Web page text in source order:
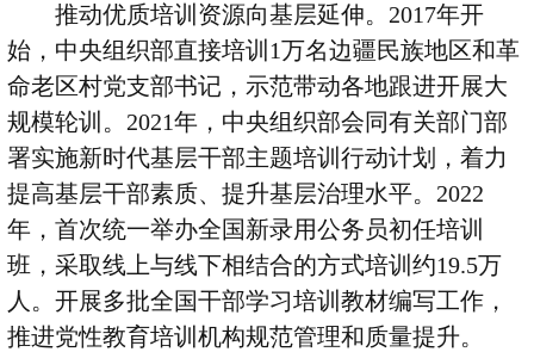
推动优质培训资源向基层延伸。 2017年开
始，中央组织部直接培训 1万名边疆民族地区和革
命老区村党支部书记，示范带动各地跟进开展大
规模轮训。 2021年，中央组织部会同有关部门部
署实施新时代基层干部主题培训行动计划，着力
提高基层干部素质、提升基层治理水平。 2022
年，首次统一举办全国新录用公务员初任培训
班，采取线上与线下相结合的方式培训约19.5万
人。开展多批全国干部学习培训教材编写工作，
推进党性教育培训机构规范管理和质量提升。